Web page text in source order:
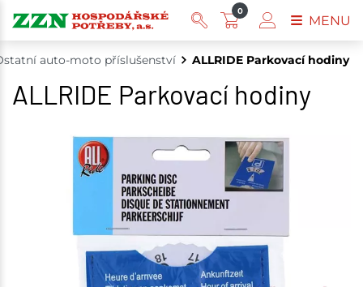
auto-moto příslušenství ALLRIDE Parkovací hodiny
ALLRIDE Parkovací hodiny
0
MENU